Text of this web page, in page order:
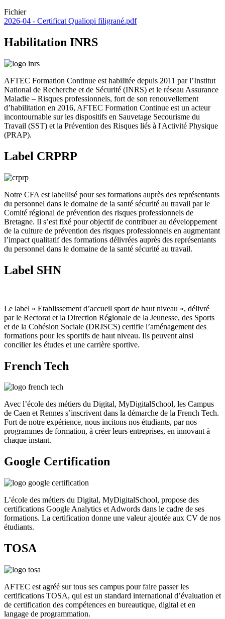
Fichier
2026-04 - Certificat Qualiopi filigrané.pdf
Habilitation INRS
AFTEC Formation Continue est habilitée depuis 2011 par l’Institut
National de Recherche et de Sécurité (INRS) et le réseau Assurance
Maladie – Risques professionnels, fort de son renouvellement
d’habilitation en 2016, AFTEC Formation Continue est un acteur
incontournable sur les dispositifs en Sauvetage Secourisme du
Travail (SST) et la Prévention des Risques liés à l'Activité Physique
(PRAP).
Label CRPRP
Notre CFA est labellisé pour ses formations auprès des représentants
du personnel dans le domaine de la santé sécurité au travail par le
Comité régional de prévention des risques professionnels de
Bretagne. Il s’est fixé pour objectif de contribuer au développement
de la culture de prévention des risques professionnels en augmentant
l’impact qualitatif des formations délivrées auprès des représentants
du personnel dans le domaine de la santé sécurité au travail.
Label SHN
Le label « Etablissement d’accueil sport de haut niveau », délivré
par le Rectorat et la Direction Régionale de la Jeunesse, des Sports
et de la Cohésion Sociale (DRJSCS) certifie l’aménagement des
formations pour les sportifs de haut niveau. Ils peuvent ainsi
concilier les études et une carrière sportive.
French Tech
Avec l’école des métiers du Digital, MyDigitalSchool, les Campus
de Caen et Rennes s’inscrivent dans la démarche de la French Tech.
Fort de notre expérience, nous incitons nos étudiants, par nos
programmes de formation, à créer leurs entreprises, en innovant à
chaque instant.
Google Certification
L’école des métiers du Digital, MyDigitalSchool, propose des
certifications Google Analytics et Adwords dans le cadre de ses
formations. La certification donne une valeur ajoutée aux CV de nos
étudiants.
TOSA
AFTEC est agréé sur tous ses campus pour faire passer les
certifications TOSA, qui est un standard international d’évaluation et
de certification des compétences en bureautique, digital et en
langage de programmation.